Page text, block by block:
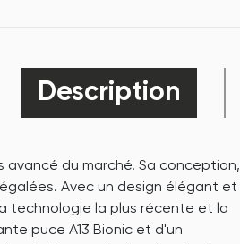
Description
avancé du marché. Sa conception,
Avec un design élégant et
technologie la plus récente et la
puce A13 Bionic et d'un